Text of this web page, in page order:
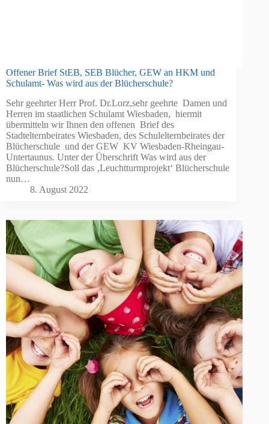
Offener Brief StEB, SEB Blücher, GEW an HKM und
Schulamt- Was wird aus der Blücherschule?
Sehr geehrter Herr Prof. Dr.Lorz,sehr geehrte Damen und
Herren im staatlichen Schulamt Wiesbaden, hiermit
übermitteln wir Ihnen den offenen Brief des
Stadtelternbeirates Wiesbaden, des Schulelternbeirates der
Blücherschule und der GEW KV Wiesbaden-Rheingau-
Untertaunus. Unter der Überschrift Was wird aus der
Blücherschule?Soll das ‚Leuchtturmprojekt‘ Blücherschule
nun…
8. August 2022